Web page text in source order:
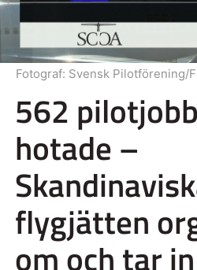
562
hotade –
flygjätten
om och tar in
Fotograf: Svensk Pilotförening/